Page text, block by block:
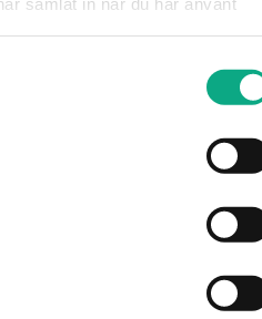
slamsugning eller
in en förfrågan så
och prisuppgift. Vill du
740.